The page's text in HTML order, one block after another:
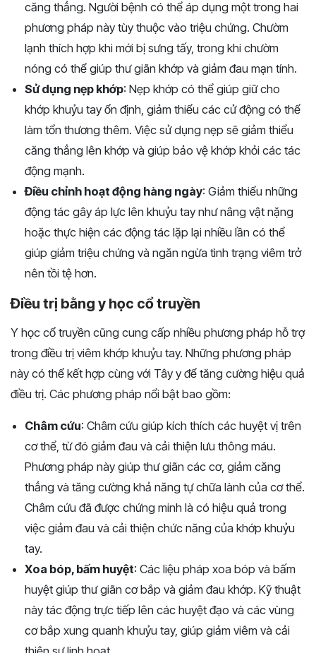
căng thẳng. Người bệnh có thể áp dụng một trong hai
phương pháp này tùy thuộc vào triệu chứng. Chườm
lạnh thích hợp khi mới bị sưng tấy, trong khi chườm
nóng có thể giúp thư giãn khớp và giảm đau mạn tính.
Sử dụng nẹp khớp: Nẹp khớp có thể giúp giữ cho
khớp khuỷu tay ổn định, giảm thiểu các cử động có thể
làm tổn thương thêm. Việc sử dụng nẹp sẽ giảm thiểu
căng thẳng lên khớp và giúp bảo vệ khớp khỏi các tác
động mạnh.
Điều chỉnh hoạt động hàng ngày: Giảm thiểu những
động tác gây áp lực lên khuỷu tay như nâng vật nặng
hoặc thực hiện các động tác lặp lại nhiều lần có thể
giúp giảm triệu chứng và ngăn ngừa tình trạng viêm trở
nên tồi tệ hơn.
Điều trị bằng y học cổ truyền
Y học cổ truyền cũng cung cấp nhiều phương pháp hỗ trợ
trong điều trị viêm khớp khuỷu tay. Những phương pháp
này có thể kết hợp cùng với Tây y để tăng cường hiệu quả
điều trị. Các phương pháp nổi bật bao gồm:
Châm cứu: Châm cứu giúp kích thích các huyệt vị trên
cơ thể, từ đó giảm đau và cải thiện lưu thông máu.
Phương pháp này giúp thư giãn các cơ, giảm căng
thẳng và tăng cường khả năng tự chữa lành của cơ thể.
Châm cứu đã được chứng minh là có hiệu quả trong
việc giảm đau và cải thiện chức năng của khớp khuỷu
tay.
Xoa bóp, bấm huyệt: Các liệu pháp xoa bóp và bấm
huyệt giúp thư giãn cơ bắp và giảm đau khớp. Kỹ thuật
này tác động trực tiếp lên các huyệt đạo và các vùng
cơ bắp xung quanh khuỷu tay, giúp giảm viêm và cải